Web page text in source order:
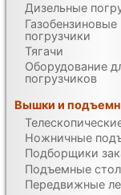
Дизельные
Газобензиновые
погрузчики
Тягачи
Оборудование
погрузчиков
Вышки и
Ножничные
Подборщики
Подъемные
Передвижные